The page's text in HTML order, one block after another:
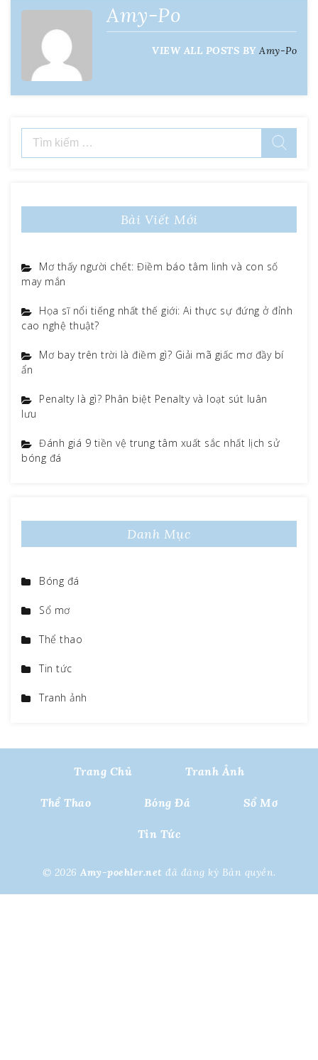
bài
viết
Amy-Po
VIEW ALL POSTS BY Amy-Po
Tìm
kiếm
Bài Viết Mới
Mơ thấy người chết: Điềm báo tâm linh và con số
may mắn
Họa sĩ nổi tiếng nhất thế giới: Ai thực sự đứng ở đỉnh
cao nghệ thuật?
Mơ bay trên trời là điềm gì? Giải mã giấc mơ đầy bí
ẩn
Penalty là gì? Phân biệt Penalty và loạt sút luân
lưu
Đánh giá 9 tiền vệ trung tâm xuất sắc nhất lịch sử
bóng đá
Danh Mục
Bóng đá
Sổ mơ
Thể thao
Tin tức
Tranh ảnh
Trang Chủ Tranh Ảnh
Thể Thao Bóng Đá Sổ Mơ
Tin Tức
© 2026 Amy-poehler.net đã đăng ký Bản quyền.